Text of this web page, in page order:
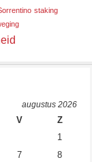
staking
augustus 2026
V
Z
1
7
8